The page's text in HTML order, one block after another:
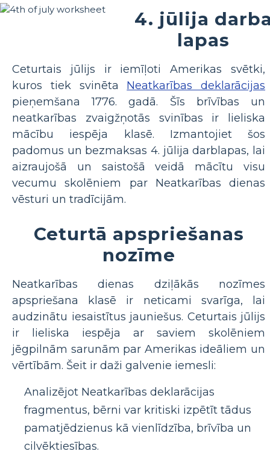
4. jūlija
lapas
Ceturtais jūlijs ir iemīļoti Amerikas svētki,
kuros tiek svinēta Neatkarības deklarācijas
pieņemšana 1776. gadā. Šīs brīvības un
neatkarības zvaigžņotās svinības ir lieliska
mācību iespēja klasē. Izmantojiet šos
padomus un bezmaksas 4. jūlija darblapas, lai
aizraujošā un saistošā veidā mācītu visu
vecumu skolēniem par Neatkarības dienas
vēsturi un tradīcijām.
Ceturtā apspriešanas
nozīme
Neatkarības dienas dziļākās nozīmes
apspriešana klasē ir neticami svarīga, lai
audzinātu iesaistītus jauniešus. Ceturtais jūlijs
ir lieliska iespēja ar saviem skolēniem
jēgpilnām sarunām par Amerikas ideāliem un
vērtībām. Šeit ir daži galvenie iemesli:
Analizējot Neatkarības deklarācijas
fragmentus, bērni var kritiski izpētīt tādus
pamatjēdzienus kā vienlīdzība, brīvība un
cilvēktiesības.